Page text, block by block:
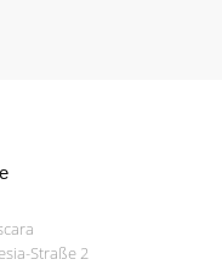
Straße 2